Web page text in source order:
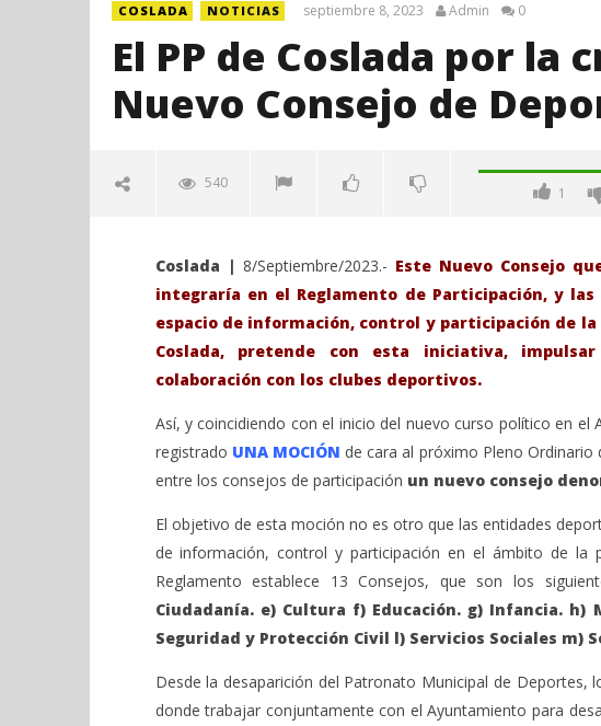
COSLADA NOTICIAS septiembre 8, 2023 Admin 0
El PP de Coslada por la
Nuevo Consejo de
540
1
VIENDO AHORA
El PP de Coslada por la creación de
un Nuevo Consejo de Deportes.
8, 2023
Sábado 27-Junio-2026,
H. Gran concierto de
septiembre
8, 2023
Admin
Coslada | 8/Septiembre/2023.- Este Nuevo Consejo
integraría en el Reglamento de Participación, y
espacio de información, control y participación de
Coslada, pretende con esta iniciativa,
colaboración con los clubes deportivos.
Así, y coincidiendo con el inicio del nuevo curso político en
registrado UNA MOCIÓN de cara al próximo Pleno
entre los consejos de participación un nuevo consejo
El objetivo de esta moción no es otro que las entidades
de información, control y participación en el ámbito de la
Reglamento establece 13 Consejos, que son los
Ciudadanía. e) Cultura f) Educación. g) Infancia. h)
Seguridad y Protección Civil l) Servicios Sociales m)
Desde la desaparición del Patronato Municipal de Deportes,
donde trabajar conjuntamente con el Ayuntamiento para